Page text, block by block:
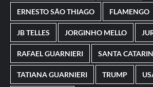
ERNESTO SÃO THIAGO FLAMENGO
JB TELLES JORGINHO MELLO
RAFAEL GUARNIERI SANTA
TATIANA GUARNIERI TRUMP